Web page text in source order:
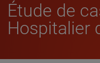
Étude de
Hospitalier